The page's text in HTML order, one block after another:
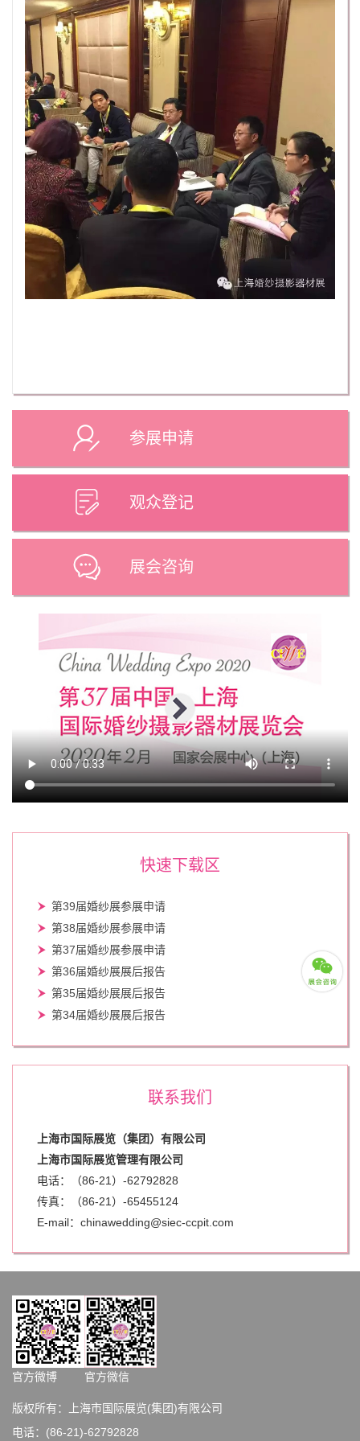
参展申请
观众登记
展会咨询
快速下载区
第39届婚纱展参展申请
第38届婚纱展参展申请
第37届婚纱展参展申请
第36届婚纱展展后报告
第35届婚纱展展后报告
第34届婚纱展展后报告
联系我们
上海市国际展览（集团）有限公司
上海市国际展览管理有限公司
电话：（86-21）-62792828
传真：（86-21）-65455124
E-mail：chinawedding@siec-ccpit.com
官方微博 官方微信
版权所有：上海市国际展览(集团)有限公司
电话：(86-21)-62792828